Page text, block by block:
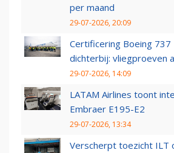
per maand
29-07-2026, 20:09
Certificering Boeing 737
dichterbij: vliegproeven
29-07-2026, 14:09
LATAM Airlines toont
Embraer E195-E2
29-07-2026, 13:34
Verscherpt toezicht ILT